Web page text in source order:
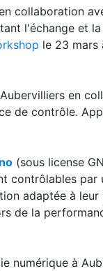
collaboration
l'échange et
le 23 mars
en
de contrôle.
(sous license
contrôlables
adaptée à
de la
numérique à